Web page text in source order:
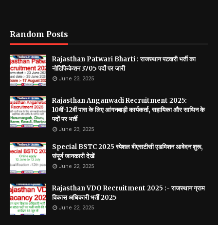
Random Posts
Rajasthan Patwari Bharti : राजस्थान पटवारी भर्ती का
नोटिफिकेशन 3705 पदों पर जारी
June 23, 2025
Rajasthan Anganwadi Recruitment 2025:
10वीं-12वीं पास के लिए आंगनबाड़ी कार्यकर्ता, सहायिका और साथिन के
पदों पर भर्ती
June 23, 2025
Special BSTC 2025 स्पेशल बीएसटीसी एडमिशन आवेदन शुरू,
संपूर्ण जानकारी देखें
June 22, 2025
Rajasthan VDO Recruitment 2025 :- राजस्थान ग्राम
विकास अधिकारी भर्ती 2025
June 22, 2025